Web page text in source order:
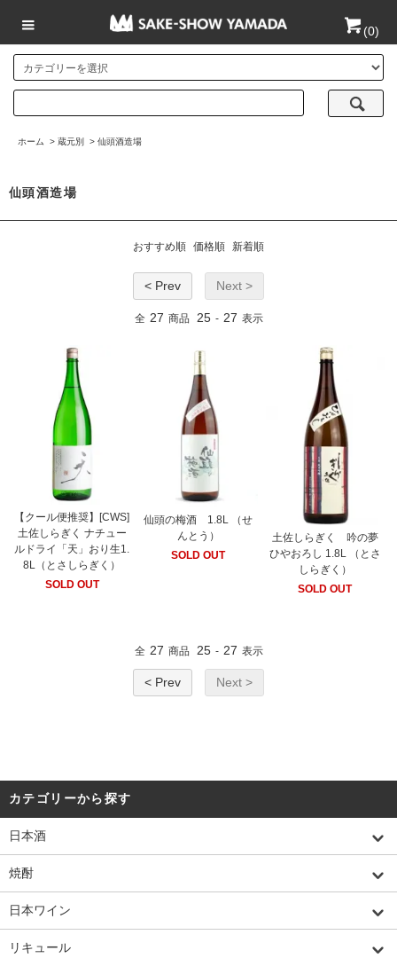
(0)
ホーム > 蔵元別 > 仙頭酒造場
仙頭酒造場
おすすめ順 価格順 新着順
< Prev Next >
全 27 商品 25 - 27 表示
【クール便推奨】[CWS]
土佐しらぎく ナチュー
ルドライ「天」おり生1.
8L（とさしらぎく）
SOLD OUT
仙頭の梅酒 1.8L （せ
んとう）
SOLD OUT
土佐しらぎく 吟の夢
ひやおろし 1.8L （とさ
しらぎく）
SOLD OUT
全 27 商品 25 - 27 表示
< Prev Next >
カテゴリーから探す
日本酒
焼酎
日本ワイン
リキュール